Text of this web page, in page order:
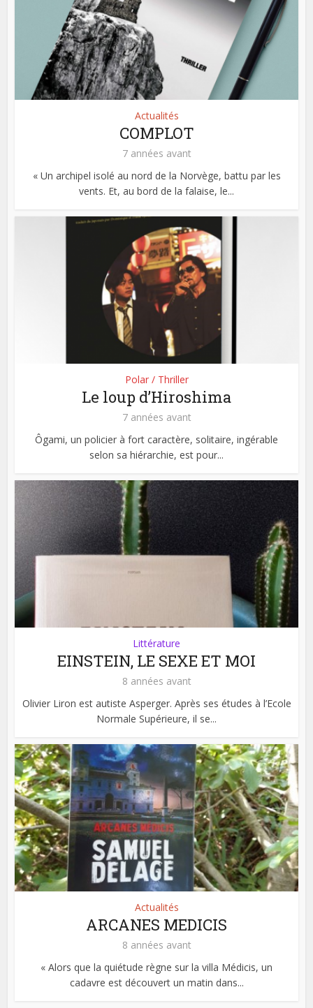
Actualités
COMPLOT
7 années avant
« Un archipel isolé au nord de la Norvège, battu par les
vents. Et, au bord de la falaise, le...
Polar / Thriller
Le loup d’Hiroshima
7 années avant
Ôgami, un policier à fort caractère, solitaire, ingérable
selon sa hiérarchie, est pour...
Littérature
EINSTEIN, LE SEXE ET MOI
8 années avant
Olivier Liron est autiste Asperger. Après ses études à l’Ecole
Normale Supérieure, il se...
Actualités
ARCANES MEDICIS
8 années avant
« Alors que la quiétude règne sur la villa Médicis, un
cadavre est découvert un matin dans...